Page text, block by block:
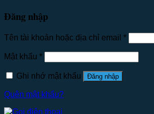
Đăng nhập
Tên tài khoản hoặc địa chỉ email *
Mật khẩu *
Ghi nhớ mật khẩu Đăng nhập
Quên mật khẩu?